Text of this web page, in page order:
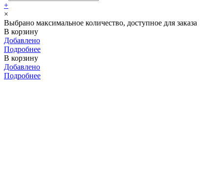
+
×
Выбрано максимальное количество, доступное для заказа
В корзину
Добавлено
Подробнее
В корзину
Добавлено
Подробнее